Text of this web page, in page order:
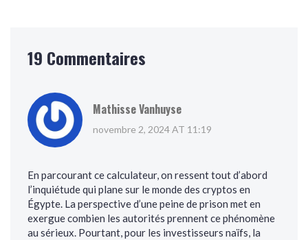
19 Commentaires
Mathisse Vanhuyse
novembre 2, 2024 AT 11:19
En parcourant ce calculateur, on ressent tout d’abord
l’inquiétude qui plane sur le monde des cryptos en
Égypte. La perspective d’une peine de prison met en
exergue combien les autorités prennent ce phénomène
au sérieux. Pourtant, pour les investisseurs naïfs, la